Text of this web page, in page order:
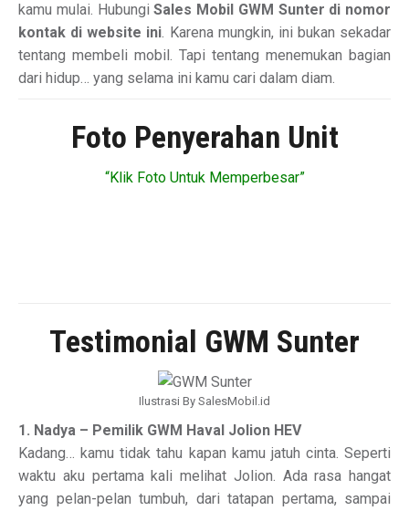
kamu mulai. HubungiSales Mobil GWM Sunter di nomor
kontak di website ini. Karena mungkin, ini bukan sekadar
tentang membeli mobil. Tapi tentang menemukan bagian
dari hidup… yang selama ini kamu cari dalam diam.
Foto Penyerahan Unit
“Klik Foto Untuk Memperbesar”
Testimonial GWM Sunter
Ilustrasi By SalesMobil.id
1. Nadya – Pemilik GWM Haval Jolion HEV
Kadang… kamu tidak tahu kapan kamu jatuh cinta. Seperti
waktu aku pertama kali melihat Jolion. Ada rasa hangat
yang pelan-pelan tumbuh, dari tatapan pertama, sampai